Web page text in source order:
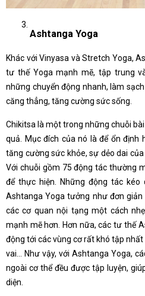
Ashtanga Yoga
Khác với Vinyasa và Stretch Yoga,
tư thế Yoga mạnh mẽ, tập trung
những chuyển động nhanh, làm
căng thẳng, tăng cường sức sống.
Chikitsa là một trong những chuỗi
quả. Mục đích của nó là để ổn định
tăng cường sức khỏe, sự dẻo dai
Với chuỗi gồm 75 động tác thường
để thực hiện. Những động tác kéo
Ashtanga Yoga tưởng như đơn
các cơ quan nội tạng một cách
mạnh mẽ hơn. Hơn nữa, các tư thế
động tới các vùng cơ rất khó tập
vai… Như vậy, với Ashtanga Yoga,
ngoài cơ thể đều được tập luyện,
diện.